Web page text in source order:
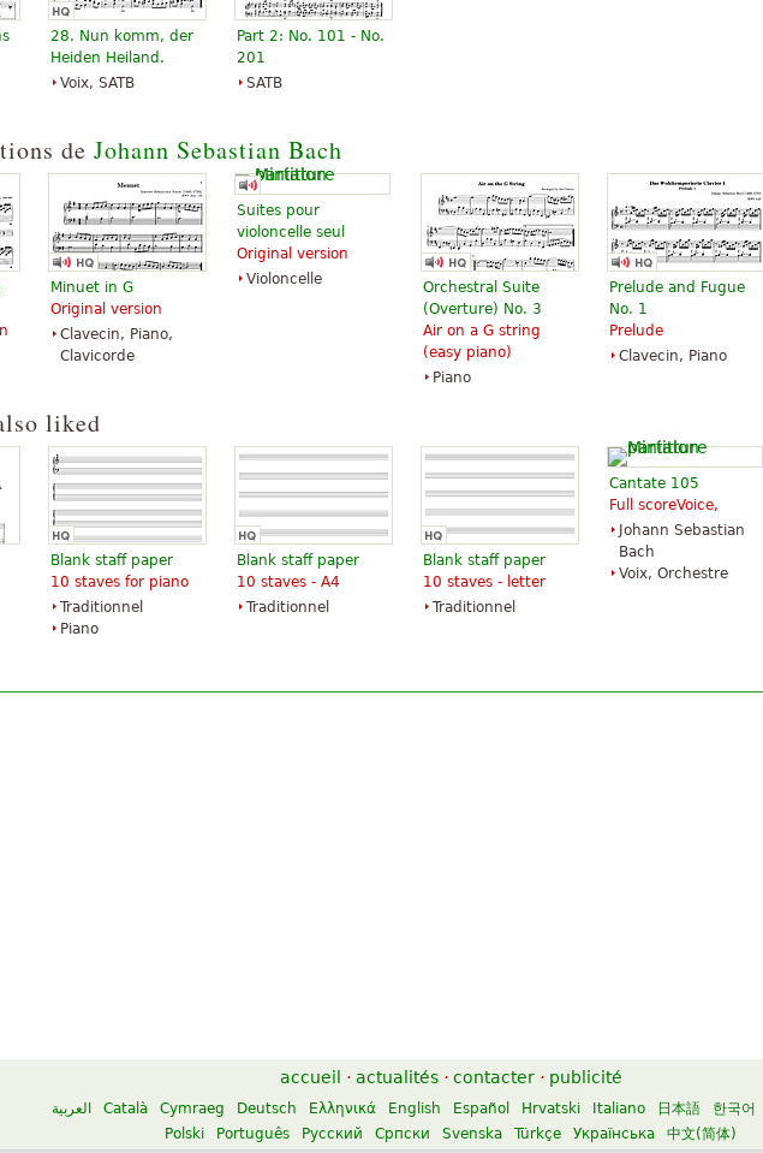
28. Nun komm, der
Heiden Heiland.
Voix, SATB
Part 2: No. 101 - No.
201
SATB
de Johann Sebastian Bach
Minuet in G
Original version
Clavecin, Piano,
Clavicorde
Suites pour
violoncelle seul
Original version
Violoncelle
Orchestral Suite
(Overture) No. 3
Air on a G string
(easy piano)
Piano
Prelude and Fugue
No. 1
Prelude
Clavecin, Piano
liked
Blank staff paper
10 staves for piano
Traditionnel
Piano
Blank staff paper
10 staves - A4
Traditionnel
Blank staff paper
10 staves - letter
Traditionnel
Cantate 105
Full scoreVoice,
Johann Sebastian
Bach
Voix, Orchestre
accueil · actualités · contacter · publicité
العربية Català Cymraeg Deutsch Ελληνικά English Español Hrvatski Italiano 日本語 한국어
Polski
Português Русский Српски Svenska Türkçe Українська 中文(简体)